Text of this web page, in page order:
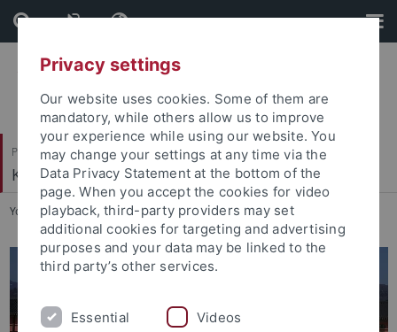
Skip
to
content
Skip
to
footer
Philosophische Fakultät
Koreanistik
You are here: Startseite ... Aktuelles SoSe 2026
Privacy settings
Our website uses cookies. Some of them are
mandatory, while others allow us to improve
your experience while using our website. You
may change your settings at any time via the
Data Privacy Statement at the bottom of the
page. When you accept the cookies for video
playback, third-party providers may set
additional cookies for targeting and advertising
purposes and your data may be linked to the
third party’s other services.
Essential Videos